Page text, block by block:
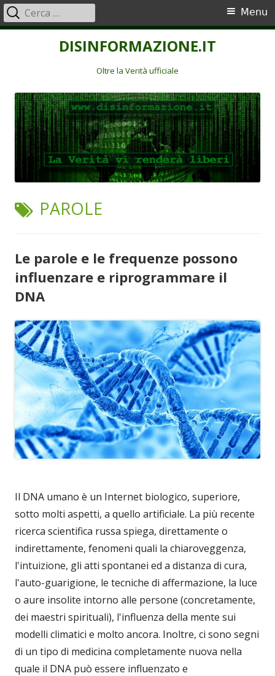
DISINFORMAZIONE.IT
Oltre la Verità ufficiale
Menu
principale
Menu
Ricerca
per:
TAG:
PAROLE
Le parole e le frequenze possono
influenzare e riprogrammare il
DNA
Il DNA umano è un Internet biologico, superiore,
sotto molti aspetti, a quello artificiale. La più recente
ricerca scientifica russa spiega, direttamente o
indirettamente, fenomeni quali la chiaroveggenza,
l'intuizione, gli atti spontanei ed a distanza di cura,
l'auto-guarigione, le tecniche di affermazione, la luce
o aure insolite intorno alle persone (concretamente,
dei maestri spirituali), l'influenza della mente sui
modelli climatici e molto ancora. Inoltre, ci sono segni
di un tipo di medicina completamente nuova nella
quale il DNA può essere influenzato e